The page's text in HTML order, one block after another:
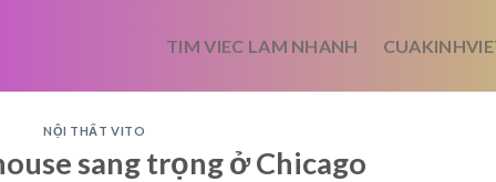
TIM VIEC LAM NHANH
NỘI THẤT VITO
sang trọng ở Chicago